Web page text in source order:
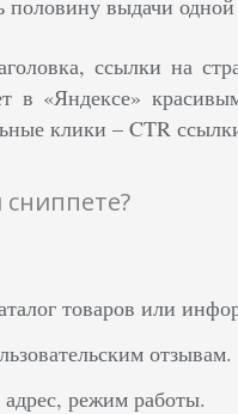
половину выдачи
ссылки на
в «Яндексе»
клики – CTR
товаров или
отзывам.
режим работы.